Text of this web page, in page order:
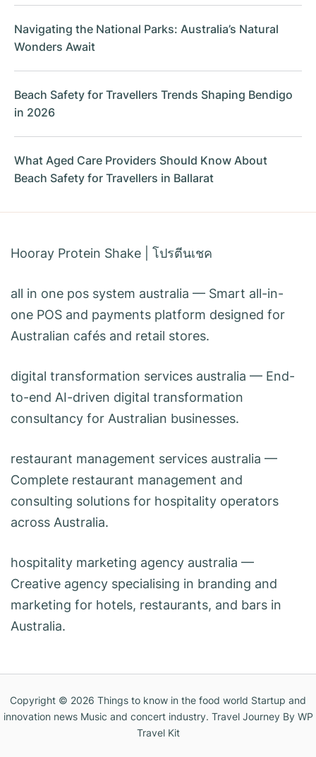
Navigating the National Parks: Australia’s Natural
Wonders Await
Beach Safety for Travellers Trends Shaping Bendigo
in 2026
What Aged Care Providers Should Know About
Beach Safety for Travellers in Ballarat
Hooray Protein Shake โปรตีนเชค
all in one pos system australia — Smart all-in-
one POS and payments platform designed for
Australian cafés and retail stores.
digital transformation services australia — End-
to-end AI-driven digital transformation
consultancy for Australian businesses.
restaurant management services australia —
Complete restaurant management and
consulting solutions for hospitality operators
across Australia.
hospitality marketing agency australia —
Creative agency specialising in branding and
marketing for hotels, restaurants, and bars in
Australia.
Copyright © 2026 Things to know in the food world Startup and
innovation news Music and concert industry. Travel JourneyBy WP
Travel Kit